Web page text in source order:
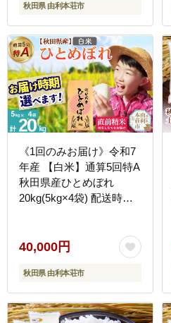
秋田県 由利本荘市
《1回のみお届け》令和7
年産 【白米】通算5回特A
秋田県産ひとめぼれ
20kg(5kg×4袋) 配送時期
田県 東北 お米 ひとめぼ
れ 小袋 小分け 直前精米
おいしい米 おすすめ お届
け時期選べる]
40,000円
秋田県 由利本荘市